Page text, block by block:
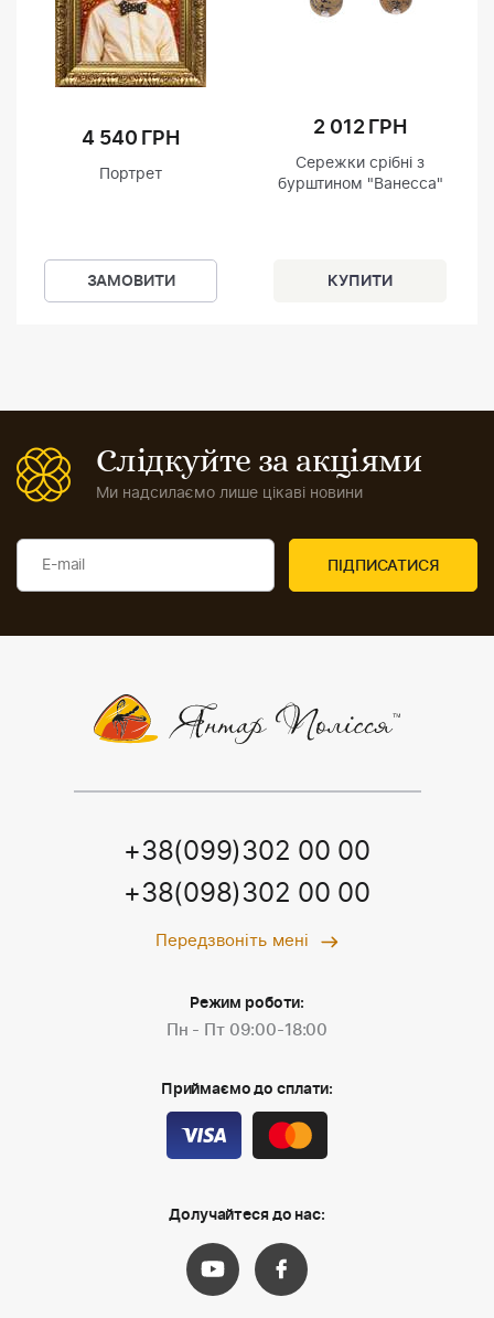
4 540 ГРН
Портрет
ЗАМОВИТИ
2 012 ГРН
Сережки срібні з
бурштином "Ванесса"
Слідкуйте за акціями
Ми надсилаємо лише цікаві новини
+38(099)302 00 00
+38(098)302 00 00
Передзвоніть мені
Режим роботи:
Пн - Пт 09:00-18:00
Приймаємо до сплати:
Долучайтеся до нас: